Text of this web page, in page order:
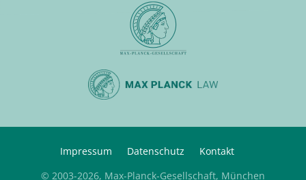
Impressum Datenschutz
Kontakt
© 2003-2026, Max-Planck-Gesellschaft, München